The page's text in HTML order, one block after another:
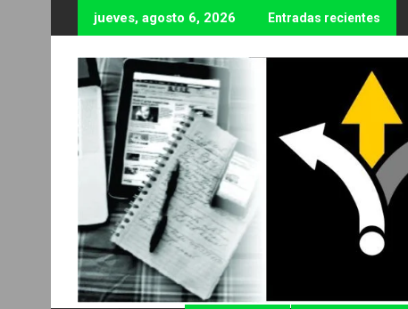
al
contenido
jueves, agosto 6, 2026 Entradas recientes